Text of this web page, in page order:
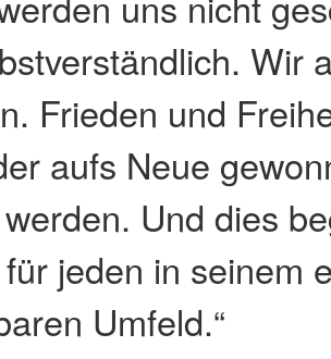
Wir
Frieden und
aufs Neue
Und dies
jeden in seinem
Umfeld.“